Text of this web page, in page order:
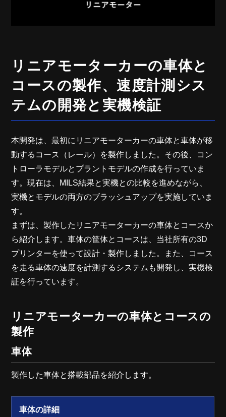
リニアモーターカーの車体と
コースの製作、速度計測シス
テムの開発と実機検証
本開発は、最初にリニアモーターカーの車体と車体が移
動するコース（レール）を製作しました。その後、コン
トローラモデルとプラントモデルの作成を行っていま
す。現在は、MILS結果と実機との比較を進めながら、
実機とモデルの両方のブラッシュアップを実施していま
す。
まずは、製作したリニアモーターカーの車体とコースか
ら紹介します。車体の筐体とコースは、当社所有の3D
プリンターを使って設計・製作しました。また、コース
を走る車体の速度を計測するシステムも開発し、実機検
証を行っています。
リニアモーターカーの車体とコースの
製作
車体
製作した車体と搭載部品を紹介します。
車体の詳細